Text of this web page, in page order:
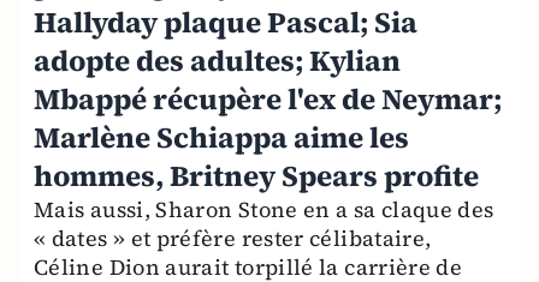
Hallyday plaque Pascal; Sia
adopte des adultes; Kylian
Mbappé récupère l'ex de Neymar;
Marlène Schiappa aime les
hommes, Britney Spears profite
Mais aussi, Sharon Stone en a sa claque des
« dates » et préfère rester célibataire,
Céline Dion aurait torpillé la carrière de